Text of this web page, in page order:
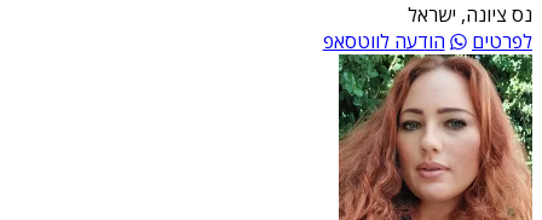
נס ציונה, ישראל
לפרטים
הודעה לווטסאפ